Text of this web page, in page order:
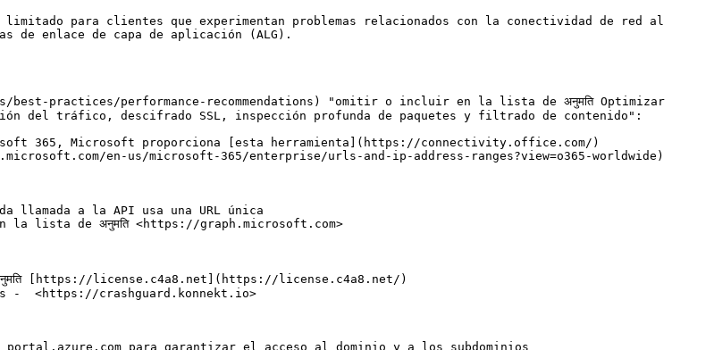
limitado para clientes que experimentan problemas relacionados con la conectividad de red al
de enlace de capa de aplicación (ALG).
best-practices/performance-recommendations) "omitir o incluir en la lista de अनुमति Optimizar
del tráfico, descifrado SSL, inspección profunda de paquetes y filtrado de contenido":
365, Microsoft proporciona [esta herramienta](https://connectivity.office.com/)
en-us/microsoft-365/enterprise/urls-and-ip-address-ranges?view=o365-worldwide)
llamada a la API usa una URL única
lista de अनुमति <https://graph.microsoft.com>
[https://license.c4a8.net](https://license.c4a8.net/)
-  <https://crashguard.konnekt.io>
para garantizar el acceso al dominio y a los subdominios